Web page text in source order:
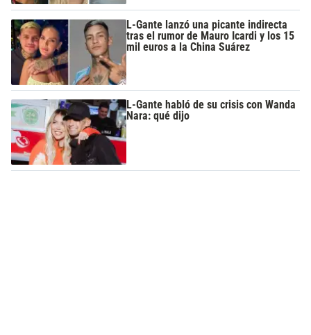
L-Gante lanzó una picante indirecta
tras el rumor de Mauro Icardi y los 15
mil euros a la China Suárez
L-Gante habló de su crisis con Wanda
Nara: qué dijo